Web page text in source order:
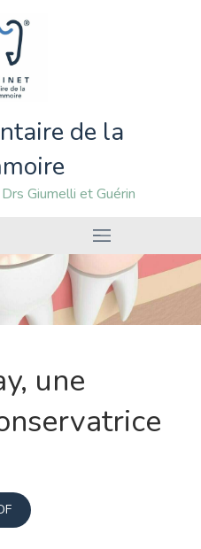
de la
Giumelli et Guérin
une